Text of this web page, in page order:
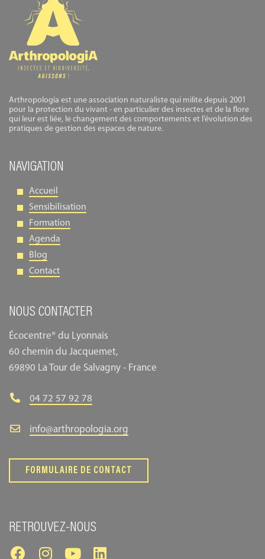
Arthropologia est une association naturaliste qui milite depuis 2001
pour la protection du vivant - en particulier des insectes et de la flore
qui leur est liée, le changement des comportements et l’évolution des
pratiques de gestion des espaces de nature.
NAVIGATION
Accueil
Sensibilisation
Formation
Agenda
Blog
Contact
NOUS CONTACTER
Écocentre® du Lyonnais
60 chemin du Jacquemet,
69890 La Tour de Salvagny - France
04 72 57 92 78
info@arthropologia.org
FORMULAIRE DE CONTACT
RETROUVEZ-NOUS